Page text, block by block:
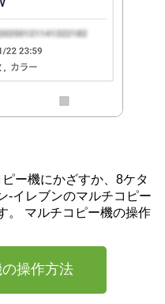
ー機にかざすか、8ケタ
-イレブンのマルチコピー
。 マルチコピー機の操作
操作方法